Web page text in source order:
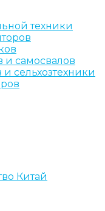
техники
самосвалов
сельхозтехники
Китай